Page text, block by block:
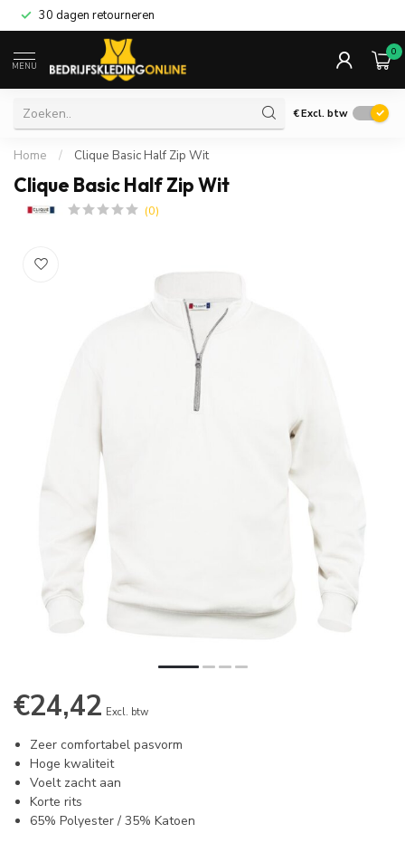
30 dagen retourneren
MENU
0
€Excl. btw
Home / Clique Basic Half Zip Wit
Clique Basic Half Zip Wit
(0)
€24,42 Excl. btw
Zeer comfortabel pasvorm
Hoge kwaliteit
Voelt zacht aan
Korte rits
65% Polyester / 35% Katoen